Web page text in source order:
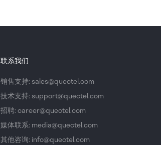
联系我们
销售支持: sales@quectel.com
技术支持: support@quectel.com
招聘: career@quectel.com
媒体联系: media@quectel.com
其他咨询: info@quectel.com